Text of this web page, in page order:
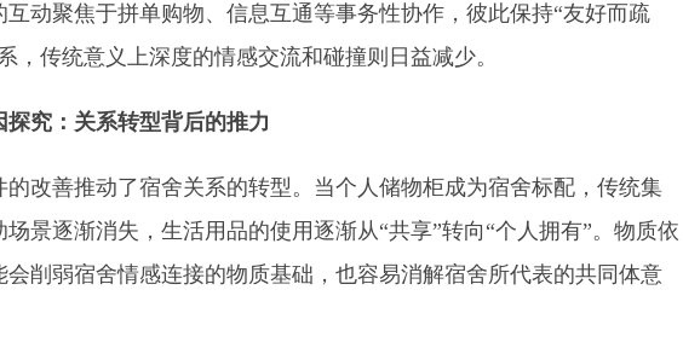
互动聚焦于拼单购物、信息互通等事务性协作，彼此保持“友好而疏
，传统意义上深度的情感交流和碰撞则日益减少。
探究：关系转型背后的推力
的改善推动了宿舍关系的转型。当个人储物柜成为宿舍标配，传统集
景逐渐消失，生活用品的使用逐渐从“共享”转向“个人拥有”。物质依
会削弱宿舍情感连接的物质基础，也容易消解宿舍所代表的共同体意